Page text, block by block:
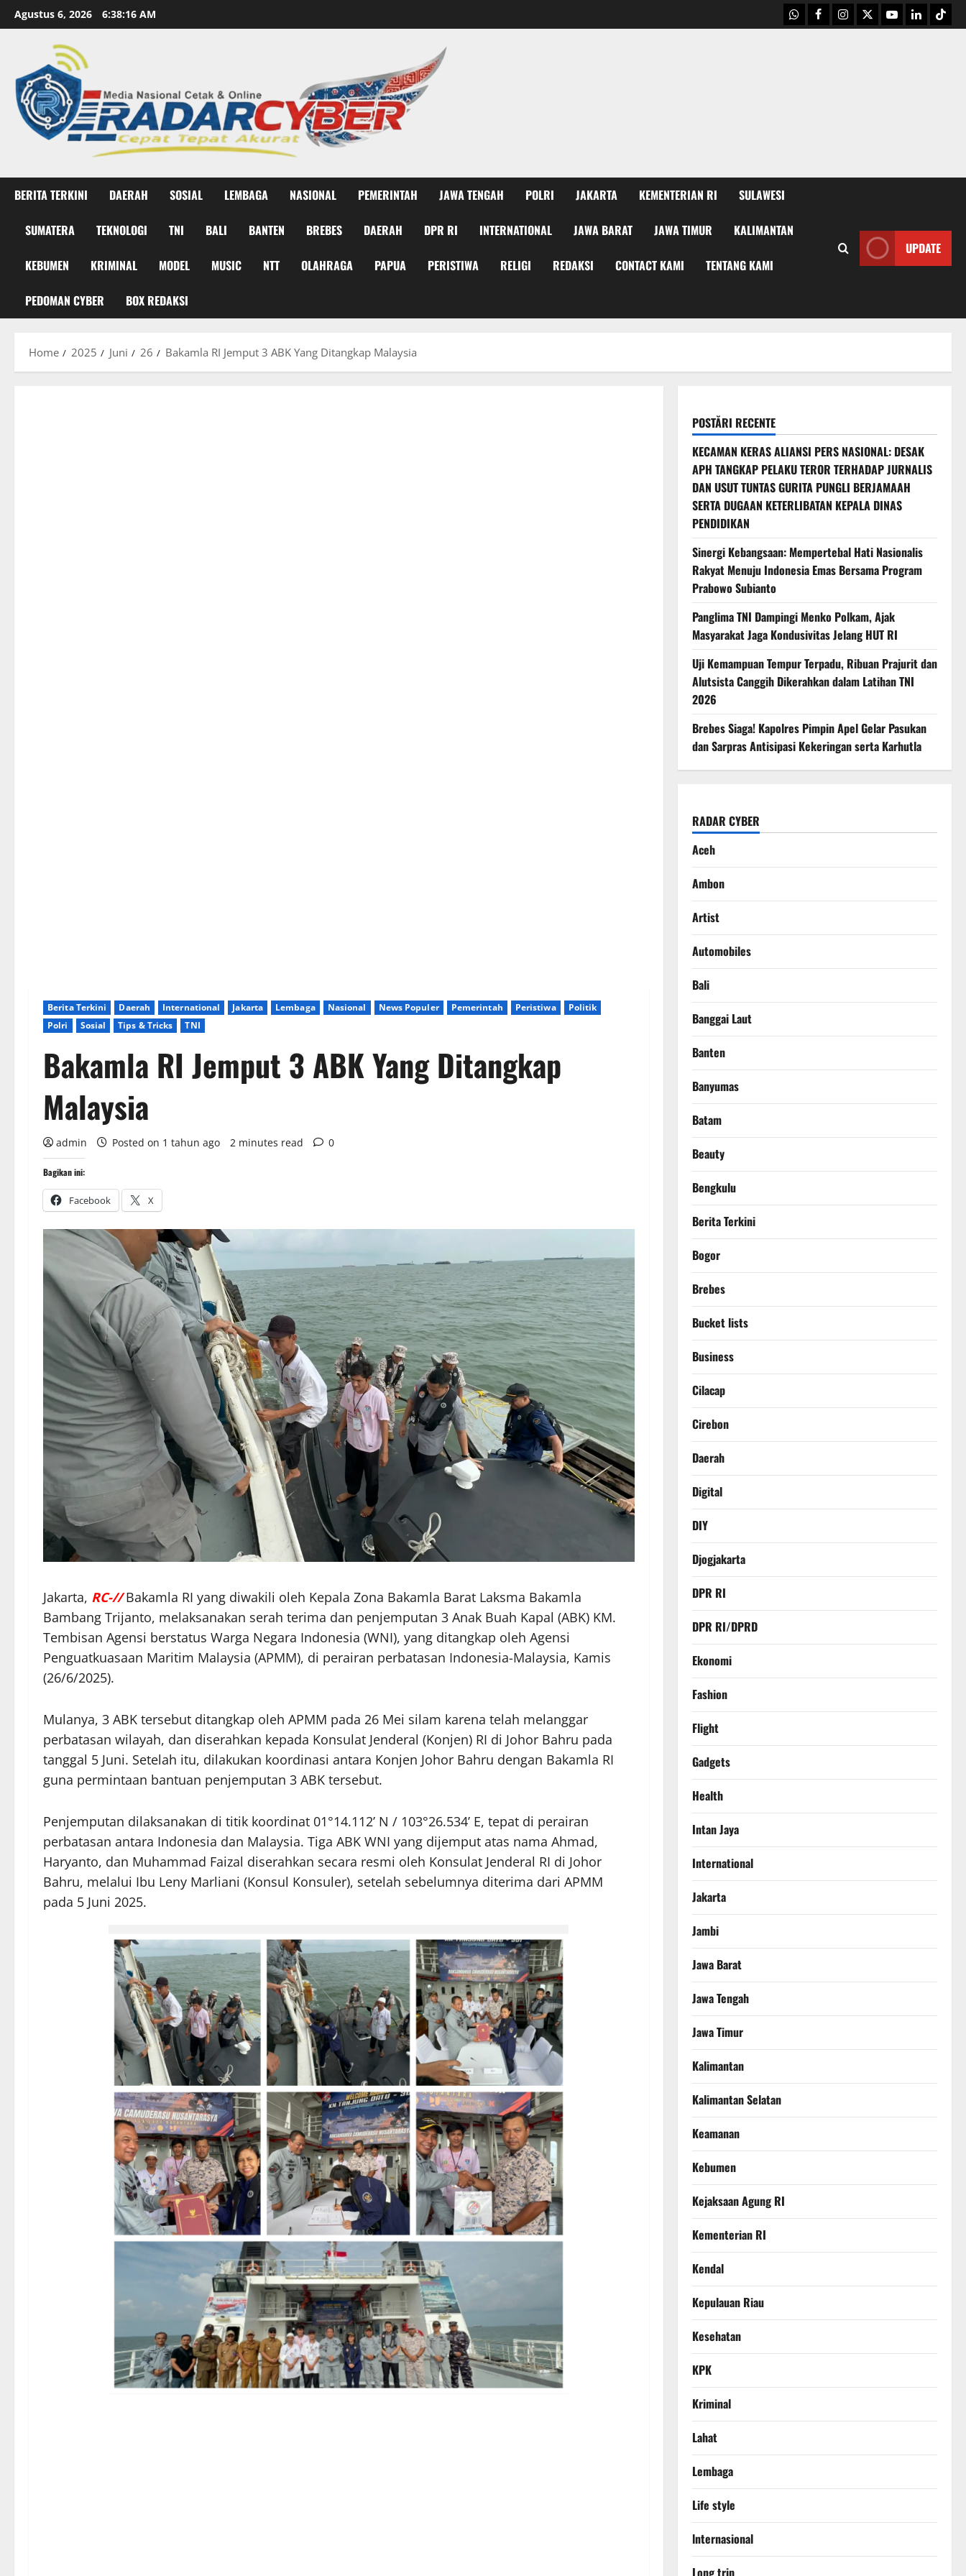
Skip
to
Agustus 6, 2026 6:38:17 AM WhatsApp
Facebook
Instagram
X Youtubelinkedin
BERITA TERKINI DAERAH SOSIAL LEMBAGA NASIONAL PEMERINTAH JAWA TENGAH POLRI JAKARTA KEMENTERIAN RI SULAWESI
SUMATERA TEKNOLOGI TNI BALI BANTEN BREBES DAERAH DPR RI INTERNATIONAL JAWA BARAT JAWA TIMUR KALIMANTAN
KEBUMEN KRIMINAL MODEL MUSIC NTT OLAHRAGA PAPUA PERISTIWA RELIGI REDAKSI CONTACT KAMI TENTANG KAMI
PEDOMAN CYBER BOX REDAKSI
UPDATE
Home 2025 Juni 26 Bakamla RI Jemput 3 ABK Yang Ditangkap Malaysia
Berita Terkini Daerah International Jakarta Lembaga Nasional News Populer Pemerintah Peristiwa
Politik
Polri
Sosial Tips & Tricks TNI
Bakamla RI Jemput 3 ABK Yang Ditangkap
Malaysia
admin Posted on 1 tahun ago 2 minutes read 0
Bagikan ini:
Facebook X
Jakarta, RC-//Bakamla RI yang diwakili oleh Kepala Zona Bakamla Barat Laksma Bakamla
Bambang Trijanto, melaksanakan serah terima dan penjemputan 3 Anak Buah Kapal (ABK) KM.
Tembisan Agensi berstatus Warga Negara Indonesia (WNI), yang ditangkap oleh Agensi
Penguatkuasaan Maritim Malaysia (APMM), di perairan perbatasan Indonesia-Malaysia, Kamis
(26/6/2025).
Mulanya, 3 ABK tersebut ditangkap oleh APMM pada 26 Mei silam karena telah melanggar
perbatasan wilayah, dan diserahkan kepada Konsulat Jenderal (Konjen) RI di Johor Bahru pada
tanggal 5 Juni. Setelah itu, dilakukan koordinasi antara Konjen Johor Bahru dengan Bakamla RI
guna permintaan bantuan penjemputan 3 ABK tersebut.
Penjemputan dilaksanakan di titik koordinat 01°14.112’ N / 103°26.534’ E, tepat di perairan
perbatasan antara Indonesia dan Malaysia. Tiga ABK WNI yang dijemput atas nama Ahmad,
Haryanto, dan Muhammad Faizal diserahkan secara resmi oleh Konsulat Jenderal RI di Johor
Bahru, melalui Ibu Leny Marliani (Konsul Konsuler), setelah sebelumnya diterima dari APMM
pada 5 Juni 2025.
POSTĂRI RECENTE
KECAMAN KERAS ALIANSI PERS NASIONAL: DESAK
APH TANGKAP PELAKU TEROR TERHADAP JURNALIS
DAN USUT TUNTAS GURITA PUNGLI BERJAMAAH
SERTA DUGAAN KETERLIBATAN KEPALA DINAS
PENDIDIKAN
Sinergi Kebangsaan: Mempertebal Hati Nasionalis
Rakyat Menuju Indonesia Emas Bersama Program
Prabowo Subianto
Panglima TNI Dampingi Menko Polkam, Ajak
Masyarakat Jaga Kondusivitas Jelang HUT RI
Uji Kemampuan Tempur Terpadu, Ribuan Prajurit dan
Alutsista Canggih Dikerahkan dalam Latihan TNI
2026
Brebes Siaga! Kapolres Pimpin Apel Gelar Pasukan
dan Sarpras Antisipasi Kekeringan serta Karhutla
RADAR CYBER
Aceh
Ambon
Artist
Automobiles
Bali
Banggai Laut
Banten
Banyumas
Batam
Beauty
Bengkulu
Berita Terkini
Bogor
Brebes
Bucket lists
Business
Cilacap
Cirebon
Daerah
Digital
DIY
Djogjakarta
DPR RI
DPR RI/DPRD
Ekonomi
Fashion
Flight
Gadgets
Health
Intan Jaya
International
Jakarta
Jambi
Jawa Barat
Jawa Tengah
Jawa Timur
Kalimantan
Kalimantan Selatan
Keamanan
Kebumen
Kejaksaan Agung RI
Kementerian RI
Kendal
Kepulauan Riau
Kesehatan
KPK
Kriminal
Lahat
Lembaga
Life style
lnternasional
Long trip